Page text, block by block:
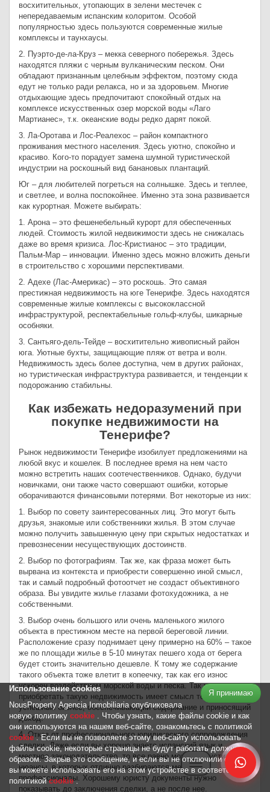
Toggle navigation
восхитительных, утопающих в зелени местечек с
непередаваемым испанским колоритом. Особой
популярностью здесь пользуются современные жилые
комплексы и таунхаусы.
2. Пуэрто-де-ла-Круз – мекка северного побережья. Здесь
находятся пляжи с черным вулканическим песком. Они
обладают признанным целебным эффектом, поэтому сюда
едут не только ради релакса, но и за здоровьем. Многие
отдыхающие здесь предпочитают спокойный отдых на
комплексе искусственных озер морской воды «Лаго
Мартианес», т.к. океанские воды редко дарят покой.
3. Ла-Оротава и Лос-Реалехос – район компактного
проживания местного населения. Здесь уютно, спокойно и
красиво. Кого-то порадует замена шумной туристической
индустрии на роскошный вид банановых плантаций.
Юг – для любителей погреться на солнышке. Здесь и теплее,
и светлее, и волна поспокойнее. Именно эта зона развивается
как курортная. Можете выбирать:
1. Арона – это фешенебельный курорт для обеспеченных
людей. Стоимость жилой недвижимости здесь не снижалась
даже во время кризиса. Лос-Кристианос – это традиции,
Пальм-Мар – инновации. Именно здесь можно вложить деньги
в строительство с хорошими перспективами.
2. Адехе (Лас-Америкас) – это роскошь. Это самая
престижная недвижимость на юге Тенерифе. Здесь находятся
современные жилые комплексы с высококлассной
инфраструктурой, респектабельные гольф-клубы, шикарные
особняки.
3. Сантьяго-дель-Тейде – восхитительно живописный район
юга. Уютные бухты, защищающие пляж от ветра и волн.
Недвижимость здесь более доступна, чем в других районах,
но туристическая инфраструктура развивается, и тенденции к
подорожанию стабильны.
Как избежать недоразумений при
покупке недвижимости на
Тенерифе?
Рынок недвижимости Тенерифе изобилует предложениями на
любой вкус и кошелек. В последнее время на нем часто
можно встретить наших соотечественников. Однако, будучи
новичками, они также часто совершают ошибки, которые
оборачиваются финансовыми потерями. Вот некоторые из них:
1. Выбор по совету заинтересованных лиц. Это могут быть
друзья, знакомые или собственники жилья. В этом случае
можно получить завышенную цену при скрытых недостатках и
превознесении несуществующих достоинств.
2. Выбор по фотографиям. Так же, как фраза может быть
вырвана из контекста и приобрести совершенно иной смысл,
так и самый подробный фотоотчет не создаст объективного
образа. Вы увидите жилье глазами фотохудожника, а не
собственными.
3. Выбор очень большого или очень маленького жилого
объекта в престижном месте на первой береговой линии.
Расположение сразу поднимает цену примерно на 60% – такое
же по площади жилье в 5-10 минутах пешего хода от берега
будет стоить значительно дешевле. К тому же содержание
такого объекта тоже влетит в копеечку, так как его износ
ускорен воздействием морской воды и песка. Так что
приобретать такую недвижимость имеет смысл только под
успешный бизнес, обеспечивающий содержание и приносящий
доход.
4. Отказ от профессионального юридического сопровождения
сделки. Даже если вы хорошо знаете испанский язык и
местное законодательство, то все равно можете упустить
нюансы, в которых отлично разбираются местные
профессионалы. Хорошему юристу документы нужно
показывать до заключения сделки, а не после нее.
Я принимаю
Использование cookies
NousProperty Agencia Inmobiliaria опубликовала
новую политику cookie . Чтобы узнать, какие файлы cookie и как
они используются на нашем веб-сайте, ознакомьтесь с политикой
cookie. Если вы не позволяете этому веб-сайту использовать
файлы cookie, некоторые страницы не будут работать должным
образом. Закрыв это сообщение, и если вы не отключили cookies,
вы можете использовать его на этом устройстве в соответствии с
политикойcookie.